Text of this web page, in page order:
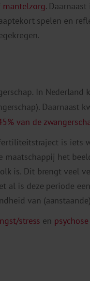
mantelzorg.
spelen en
In Nederland
Daarnaast
van de
is iets
maatschappij het
is. Dit brengt veel
al is deze periode
van
stress en psychose